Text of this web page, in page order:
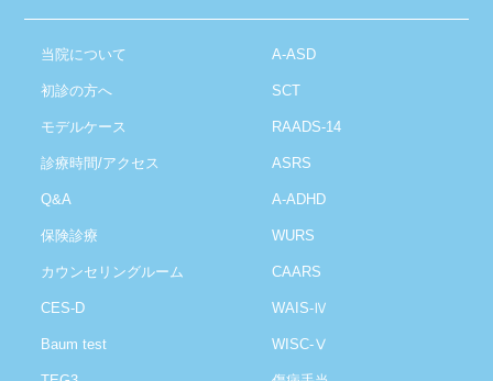
当院について
初診の方へ
モデルケース
診療時間/アクセス
Q&A
保険診療
カウンセリングルーム
CES-D
Baum test
A-ASD
SCT
RAADS-14
ASRS
A-ADHD
WURS
CAARS
WAIS-Ⅳ
WISC-Ⅴ